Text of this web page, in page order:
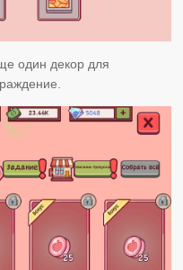
один декор для